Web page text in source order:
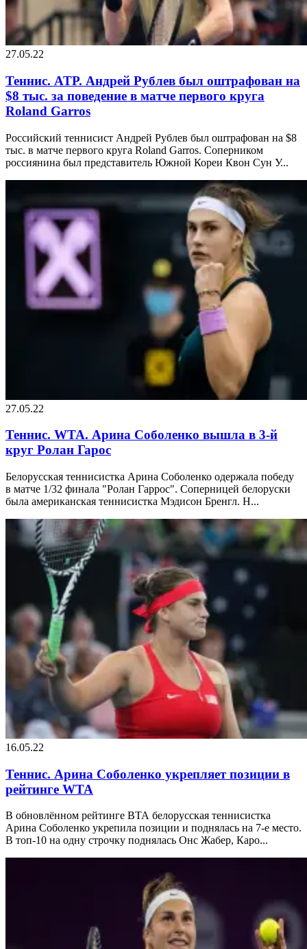
27.05.22
Теннис. ATP. Андрей Рублев был оштрафован на
$8 тыс. за поведение в матче первого круга
Roland Garros
Российский теннисист Андрей Рублев был оштрафован на $8
тыс. в матче первого круга Roland Garros. Соперником
россиянина был представитель Южной Кореи Квон Сун У...
27.05.22
Теннис. WTA. Арина Соболенко вышла в 3-й
круг Ролан Гарос
Белорусская теннисистка Арина Соболенко одержала победу
в матче 1/32 финала "Ролан Гаррос". Соперницей белоруски
была американская теннисистка Мэдисон Бренгл. Н...
16.05.22
Теннис. Арина Соболенко укрепляет позиции в
рейтинге WTA
В обновлённом рейтинге ВТА белорусская теннисистка
Арина Соболенко укрепила позиции и поднялась на 7-е место.
В топ-10 на одну строчку поднялась Онс Жабер, Каро...